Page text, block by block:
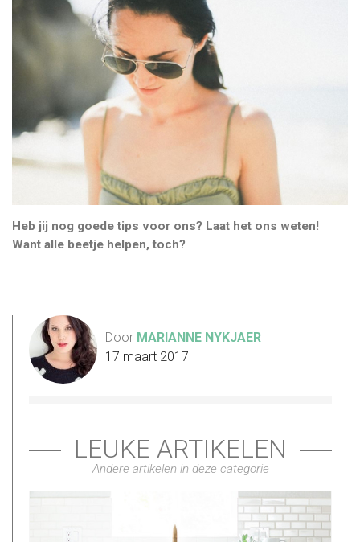
Heb jij nog goede tips voor ons? Laat het ons weten!
Want alle beetje helpen, toch?
Door MARIANNE NYKJAER
17 maart 2017
LEUKE ARTIKELEN
Andere artikelen in deze categorie